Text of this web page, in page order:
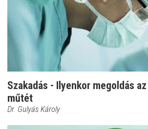
Szakadás - Ilyenkor megoldás
műtét
Dr. Gulyás Károly